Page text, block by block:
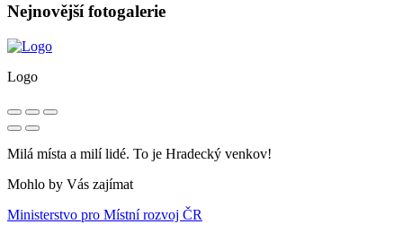
Nejnovější fotogalerie
Logo
Milá místa a milí lidé. To je Hradecký venkov!
Mohlo by Vás zajímat
Ministerstvo pro Místní rozvoj ČR